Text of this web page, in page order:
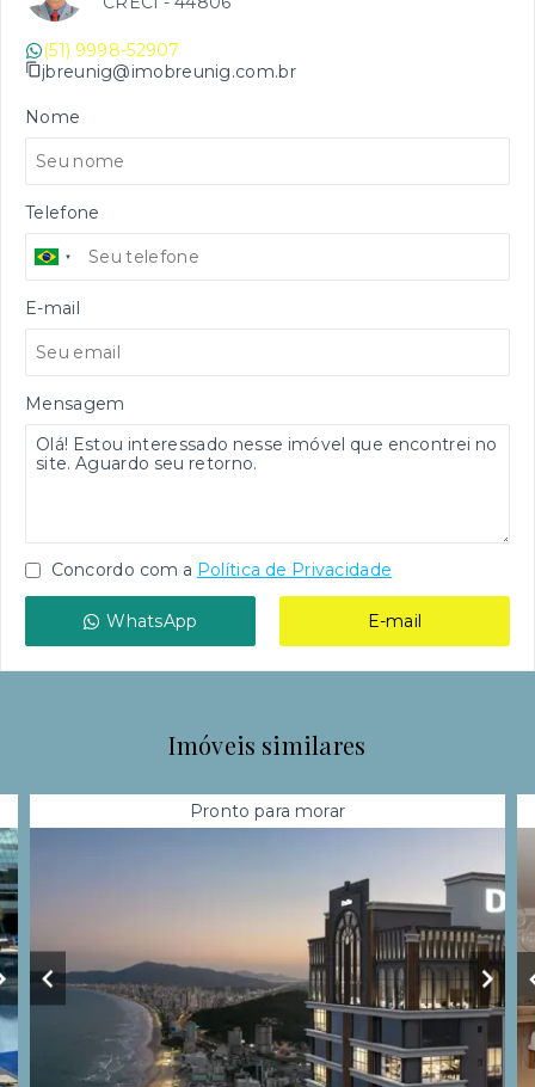
(51) 9998-52907
jbreunig@imobreunig.com.br
Nome
Telefone
E-mail
Mensagem
Concordo com a Política de Privacidade
WhatsApp E-mail
Imóveis similares
Pronto para morar